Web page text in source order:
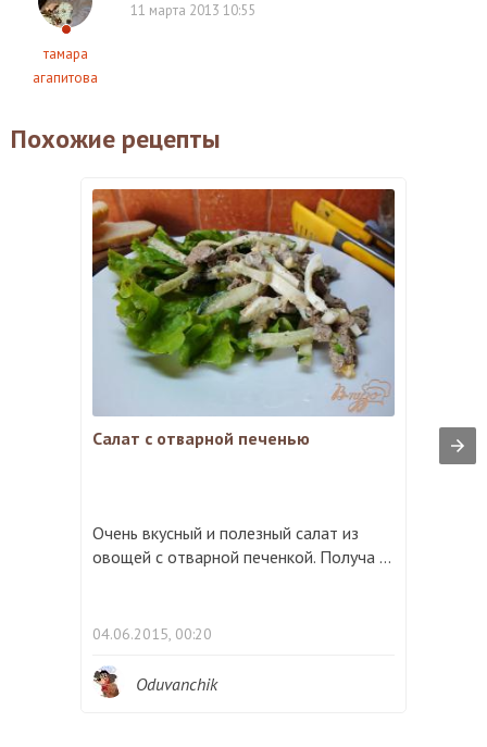
тамара
агапитова
11 марта 2013 10:55
Похожие рецепты
Салат с отварной печенью
Очень вкусный и полезный салат из
овощей с отварной печенкой. Получа ...
04.06.2015, 00:20
Oduvanchik